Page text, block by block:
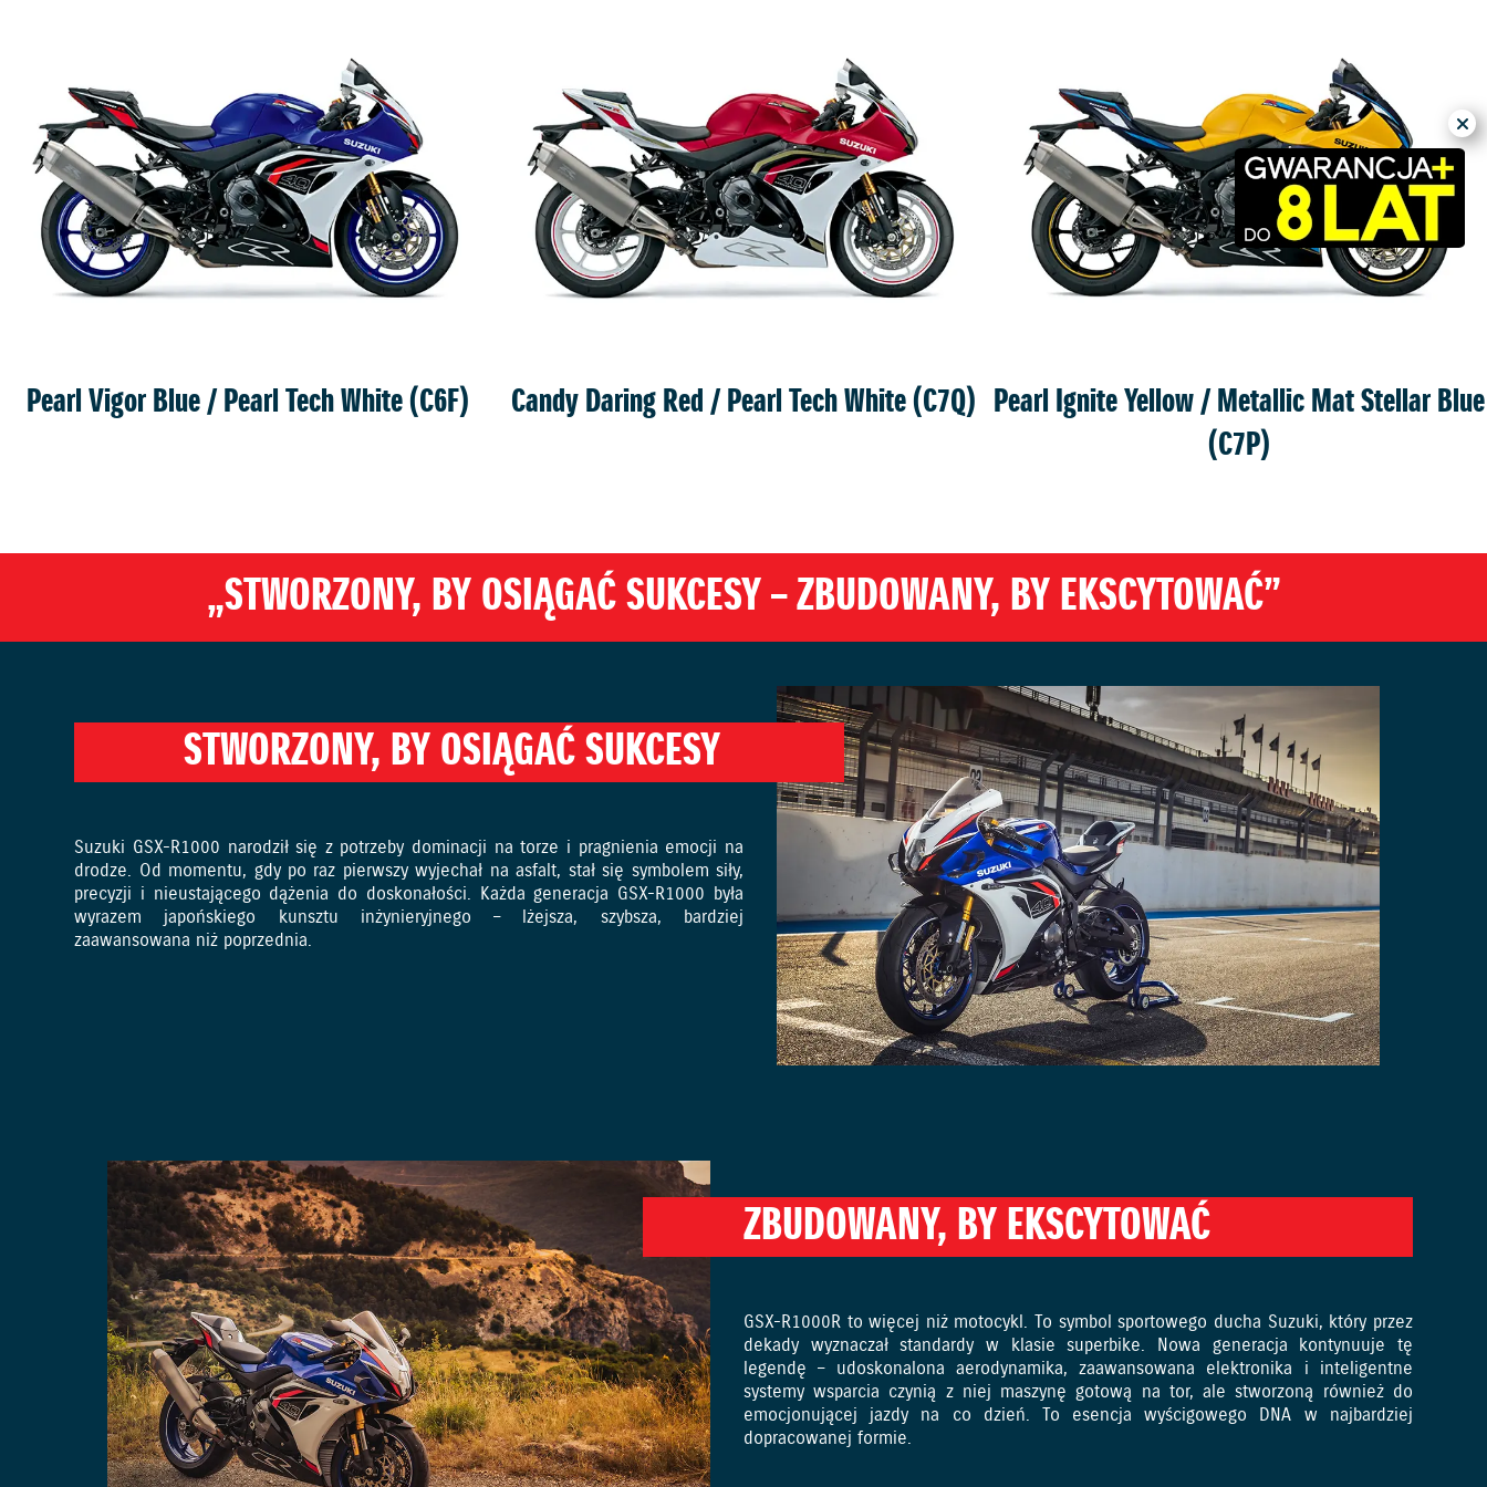
Ochrony Danych Suzuki Motor Poland: inspektor@suzuki.com.pl.
W zależności od sytuacji, podstawę przetwarzania Państwa danych osobowych stanowi art. 6 ust. 1 lit. a), b) lub f) RODO.
Przysługuje Państwu także prawo wniesienia skargi do Prezesa Urzędu Ochrony Danych Osobowych w razie uznania, że doszło do naruszenia przepisów o ochronie danych osobowych.
Pearl Vigor Blue / Pearl Tech White (C6F) Candy Daring Red / Pearl Tech White (C7Q) Pearl Ignite Yellow / Metallic Mat Stellar Blue
(C7P)
„STWORZONY, BY OSIĄGAĆ SUKCESY – ZBUDOWANY, BY EKSCYTOWAĆ”
STWORZONY, BY OSIĄGAĆ SUKCESY
Suzuki GSX-R1000 narodził się z potrzeby dominacji na torze i pragnienia emocji na
drodze. Od momentu, gdy po raz pierwszy wyjechał na asfalt, stał się symbolem siły,
precyzji i nieustającego dążenia do doskonałości. Każda generacja GSX-R1000 była
wyrazem japońskiego kunsztu inżynieryjnego – lżejsza, szybsza, bardziej
zaawansowana niż poprzednia.
ZBUDOWANY, BY EKSCYTOWAĆ
GSX-R1000R to więcej niż motocykl. To symbol sportowego ducha Suzuki, który przez
dekady wyznaczał standardy w klasie superbike. Nowa generacja kontynuuje tę
legendę – udoskonalona aerodynamika, zaawansowana elektronika i inteligentne
systemy wsparcia czynią z niej maszynę gotową na tor, ale stworzoną również do
emocjonującej jazdy na co dzień. To esencja wyścigowego DNA w najbardziej
dopracowanej formie.